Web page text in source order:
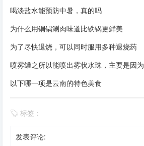
喝淡盐水能预防中暑，真的吗
为什么用铜锅涮肉味道比铁锅更鲜美
为了尽快退烧，可以同时服用多种退烧药
喷雾罐之所以能喷出雾状水珠，主要是因为
以下哪一项是云南的特色美食
标签：
发表评论: